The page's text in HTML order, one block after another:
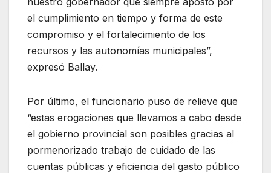
el cumplimiento en tiempo y forma de este
compromiso y el fortalecimiento de los
recursos y las autonomías municipales”,
expresó Ballay.
Por último, el funcionario puso de relieve que
“estas erogaciones que llevamos a cabo desde
el gobierno provincial son posibles gracias al
pormenorizado trabajo de cuidado de las
cuentas públicas y eficiencia del gasto público